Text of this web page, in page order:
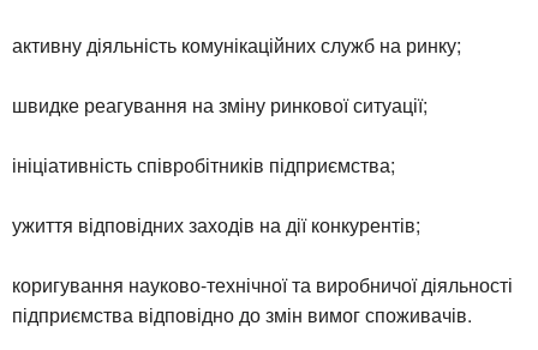
активну діяльність комунікаційних служб на ринку;
швидке реагування на зміну ринкової ситуації;
ініціативність співробітників підприємства;
ужиття відповідних заходів на дії конкурентів;
коригування науково-технічної та виробничої діяльності
підприємства відповідно до змін вимог споживачів.